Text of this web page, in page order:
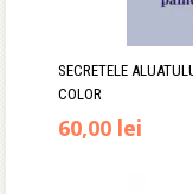
SECRETELE
COLOR
Prețul
60,00 lei